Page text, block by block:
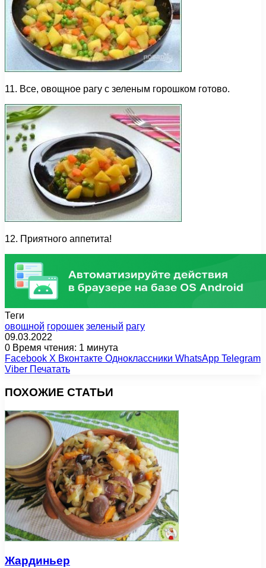
11. Все, овощное рагу с зеленым горошком готово.
12. Приятного аппетита!
Теги
oвощной горошек зеленый рагу
09.03.2022
0 Время чтения: 1 минута
Facebook X Вконтакте Одноклассники WhatsApp Telegram
Viber Печатать
ПОХОЖИЕ СТАТЬИ
Жардиньер